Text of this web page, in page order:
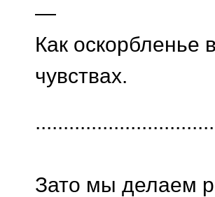
—
Как оскорбленье
чувствах.
Зато мы делаем